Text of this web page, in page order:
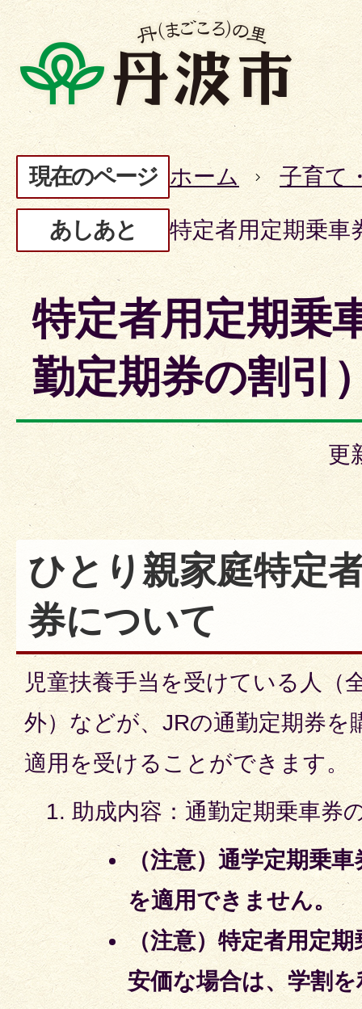
現在のページ ホーム 子育て
あしあと 特定者用定期乗車
特定者用定期乗
勤定期券の割引
更
ひとり親家庭特定
券について
児童扶養手当を受けている人（
外）などが、JRの通勤定期券を
適用を受けることができます。
助成内容：通勤定期乗車券
（注意）通学定期乗
を適用できません。
（注意）特定者用定
安価な場合は、学割